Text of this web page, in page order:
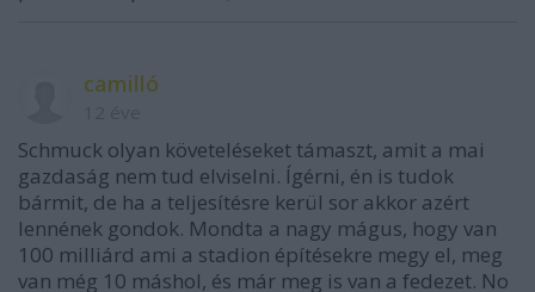
camilló
Schmuck olyan követeléseket támaszt, amit a mai
gazdaság nem tud elviselni. Ígérni, én is tudok
bármit, de ha a teljesítésre kerül sor akkor azért
lennének gondok. Mondta a nagy mágus, hogy van
100 milliárd ami a stadion építésekre megy el, meg
van még 10 máshol, és már meg is van a fedezet. No